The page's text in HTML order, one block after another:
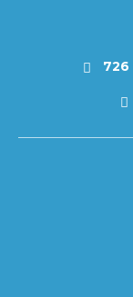
726